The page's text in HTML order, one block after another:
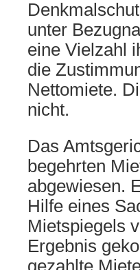
unter
eine Vielzahl
die
Nettomiete.
nicht.
Das
begehrten
abgewiesen.
Hilfe eines
Mietspiegels
Ergebnis
gezahlte